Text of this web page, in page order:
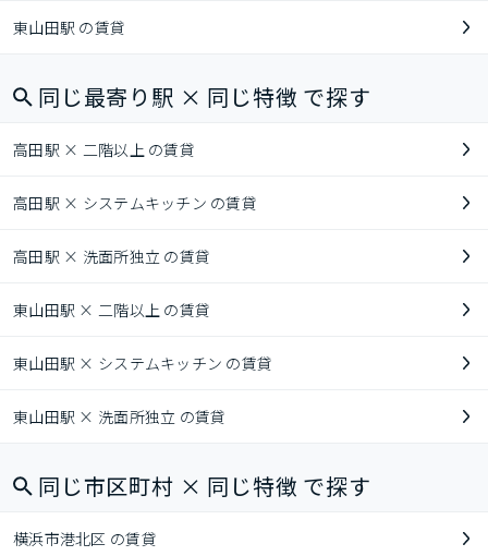
東山田駅 の賃貸
同じ最寄り駅 × 同じ特徴 で探す
高田駅 × 二階以上 の賃貸
高田駅 × システムキッチン の賃貸
高田駅 × 洗面所独立 の賃貸
東山田駅 × 二階以上 の賃貸
東山田駅 × システムキッチン の賃貸
東山田駅 × 洗面所独立 の賃貸
同じ市区町村 × 同じ特徴 で探す
横浜市港北区 の賃貸